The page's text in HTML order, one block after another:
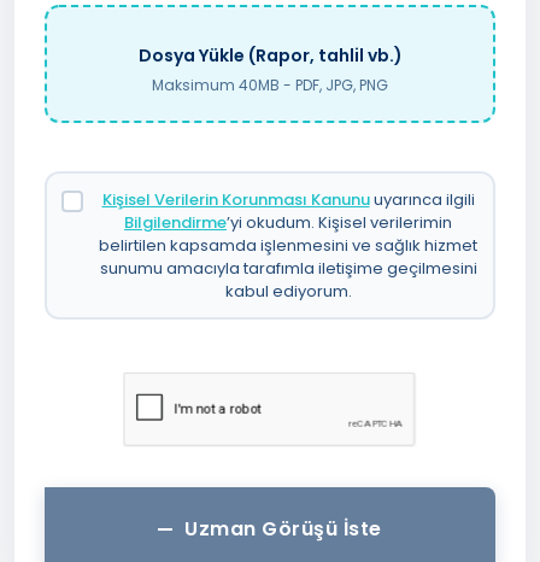
Dosya Yükle (Rapor, tahlil vb.)
Maksimum 40MB - PDF, JPG, PNG
Kişisel Verilerin Korunması Kanunuuyarınca ilgili
Bilgilendirme’yi okudum. Kişisel verilerimin
belirtilen kapsamda işlenmesini ve sağlık hizmet
sunumu amacıyla tarafımla iletişime geçilmesini
kabul ediyorum.
Uzman Görüşü İste